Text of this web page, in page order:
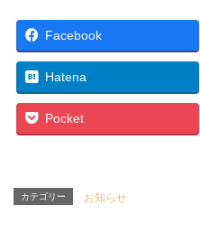
Facebook
Hatena
Pocket
カテゴリー お知らせ